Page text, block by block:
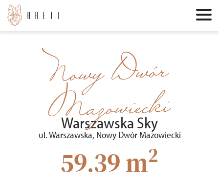
Nowy Dwór
Mazowiecki
Warszawska Sky
ul. Warszawska, Nowy Dwór Mazowiecki
59.39 m2